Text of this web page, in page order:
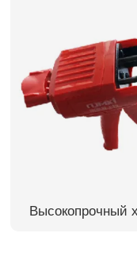
Высокопрочный